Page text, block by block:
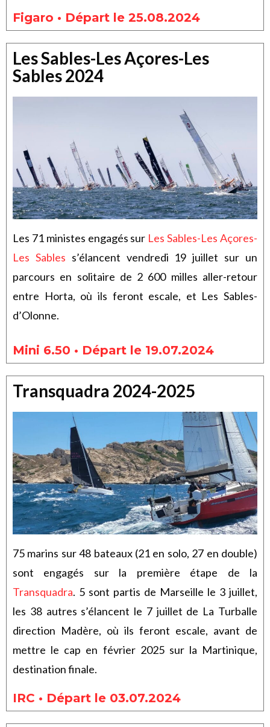
Figaro • Départ le 25.08.2024
Les Sables-Les Açores-Les
Sables 2024
Les 71 ministes engagés sur Les Sables-Les Açores-
Les Sables s’élancent vendredi 19 juillet sur un
parcours en solitaire de 2 600 milles aller-retour
entre Horta, où ils feront escale, et Les Sables-
d’Olonne.
Mini 6.50 • Départ le 19.07.2024
Transquadra 2024-2025
75 marins sur 48 bateaux (21 en solo, 27 en double)
sont engagés sur la première étape de la
Transquadra. 5 sont partis de Marseille le 3 juillet,
les 38 autres s’élancent le 7 juillet de La Turballe
direction Madère, où ils feront escale, avant de
mettre le cap en février 2025 sur la Martinique,
destination finale.
IRC • Départ le 03.07.2024